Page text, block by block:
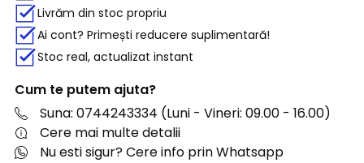
Livrăm din stoc propriu
Ai cont? Primești reducere suplimentară!
Stoc real, actualizat instant
Cum te putem ajuta?
Suna: 0744243334 (Luni - Vineri: 09.00 - 16.00)
Cere mai multe detalii
Nu esti sigur? Cere info prin Whatsapp